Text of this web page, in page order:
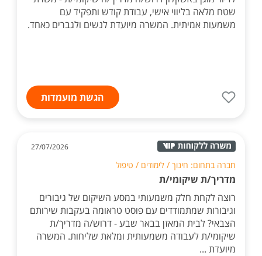
שטח מלאה בליווי אישי, עבודת קודש ותפקיד עם
משמעות אמיתית. המשרה מיועדת לנשים ולגברים כאחד.
הגשת מועמדות
27/07/2026
חברה בתחום: חינוך / לימודים / טיפול
מדריך/ת שיקומי/ת
רוצה לקחת חלק משמעותי במסע השיקום של גיבורים
וגיבורות שמתמודדים עם פוסט טראומה בעקבות שירותם
הצבאי? לבית המאזן בבאר שבע - דרוש/ה מדריך/ת
שיקומי/ת לעבודה משמעותית ומלאת שליחות. המשרה
מיועדת ...